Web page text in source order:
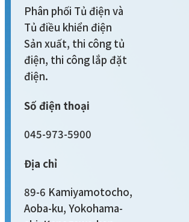
Phân phối Tủ điện và
Tủ điều khiển điện
Sản xuất, thi công tủ
điện, thi công lắp đặt
điện.
Số điện thoại
045-973-5900
Địa chỉ
89-6 Kamiyamotocho,
Aoba-ku, Yokohama-